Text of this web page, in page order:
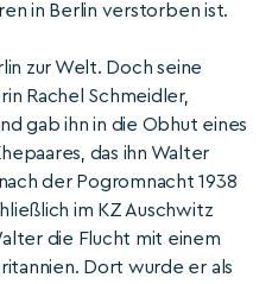
in Berlin verstorben ist.
zur Welt. Doch seine
Rachel Schmeidler,
gab ihn in die Obhut eines
das ihn Walter
der Pogromnacht 1938
im KZ Auschwitz
die Flucht mit einem
Dort wurde er als